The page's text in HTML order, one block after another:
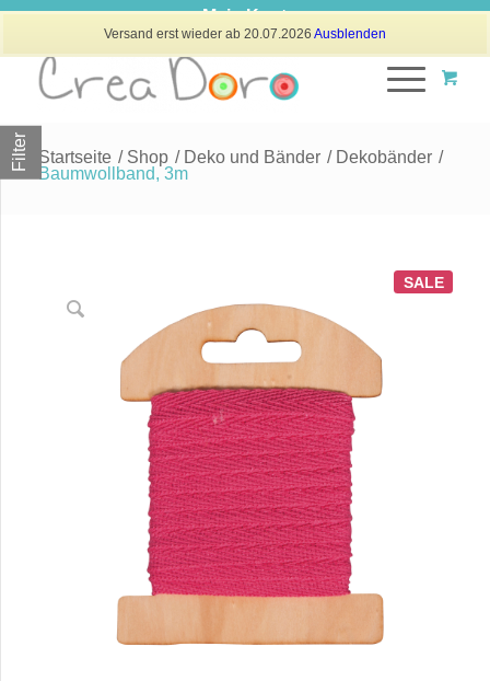
Mein Konto
Startseite / Shop / Deko und Bänder / Dekobänder /
Baumwollband, 3m
SALE
Filter
Versand erst wieder ab 20.07.2026 Ausblenden